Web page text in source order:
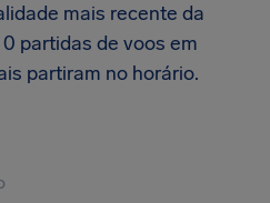
mais recente da
partidas de voos em
partiram no horário.